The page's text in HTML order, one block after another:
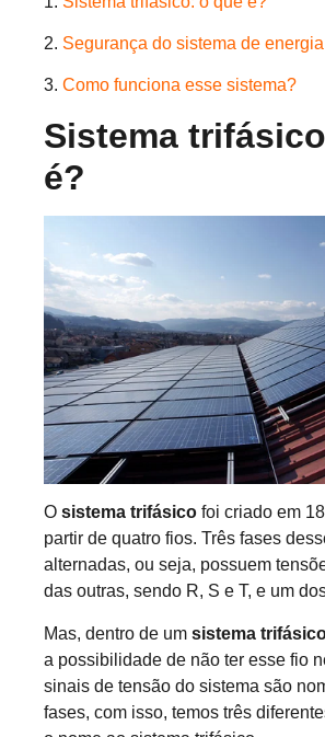
2. Segurança do sistema de
3. Como funciona esse sistema?
Sistema
é?
O sistema trifásico foi criado em
partir de quatro fios. Três fases
alternadas, ou seja, possuem
das outras, sendo R, S e T, e um
Mas, dentro de um sistema
a possibilidade de não ter esse fio
sinais de tensão do sistema são
fases, com isso, temos três